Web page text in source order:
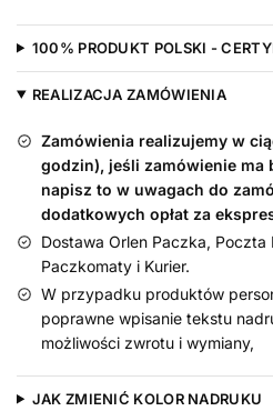
śpioszek
z
napisami
100% PRODUKT POLSKI -
REALIZACJA ZAMÓWIENIA
Zamówienia realizujemy w
godzin), jeśli zamówienie ma
napisz to w uwagach do
dodatkowych opłat za
Dostawa Orlen Paczka, Poczta
Paczkomaty i Kurier.
W przypadku produktów
poprawne wpisanie tekstu
możliwości zwrotu i wymiany,
JAK ZMIENIĆ KOLOR NADRUKU